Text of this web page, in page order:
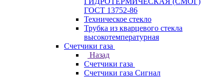
ГОСТ 13752-86
Техническое стекло
Трубка из кварцевого стекла
высокотемпературная
Счетчики газа
Назад
Счетчики газа
Счетчики газа Сигнал